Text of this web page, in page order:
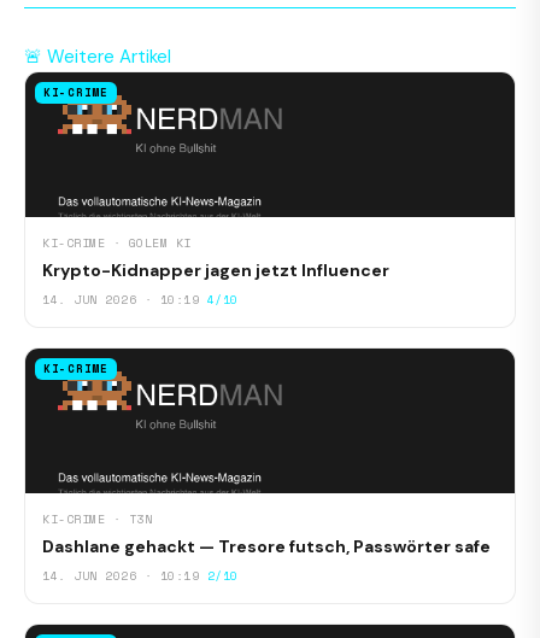
🚨 Weitere Artikel
KI-CRIME
KI-CRIME · GOLEM KI
Krypto-Kidnapper jagen jetzt Influencer
14. JUN 2026 · 10:19 4/10
KI-CRIME
KI-CRIME · T3N
Dashlane gehackt — Tresore futsch, Passwörter safe
14. JUN 2026 · 10:19 2/10